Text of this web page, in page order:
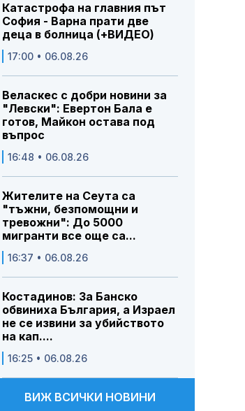
Катастрофа на главния път
София - Варна прати две
деца в болница (+ВИДЕО)
17:00 • 06.08.26
Веласкес с добри новини за
"Левски": Евертон Бала е
готов, Майкон остава под
въпрос
16:48 • 06.08.26
Жителите на Сеута са
"тъжни, безпомощни и
тревожни": До 5000
мигранти все още са...
16:37 • 06.08.26
Костадинов: За Банско
обвиниха България, а Израел
не се извини за убийството
на кап....
16:25 • 06.08.26
ВИЖ ВСИЧКИ НОВИНИ